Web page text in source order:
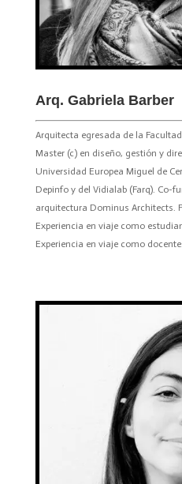
Arq. Gabriela Barber
Arquitecta egresada de la
Master (c) en diseño, gestión y
Universidad Europea Miguel de
Depinfo y del Vidialab (Farq). Co-
arquitectura Dominus Architects.
Experiencia en viaje como
Experiencia en viaje como